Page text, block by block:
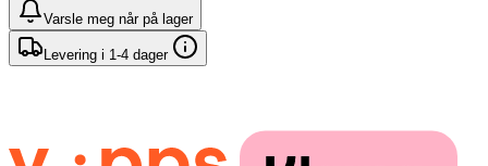
Varsle meg når på lager
Levering i 1-4 dager